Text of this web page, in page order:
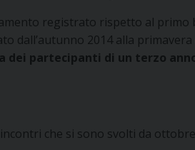
registrato rispetto al
dall’autunno 2014 alla primavera
dei partecipanti di un terzo
che si sono svolti da